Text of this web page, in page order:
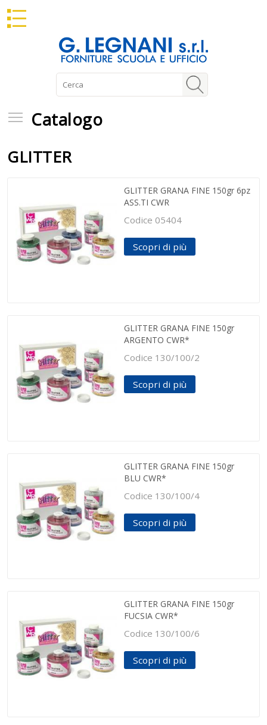
Catalogo
Catalogo
GLITTER
GLITTER GRANA FINE 150gr 6pz
ASS.TI CWR
Codice 05404
Scopri di più
GLITTER GRANA FINE 150gr
ARGENTO CWR*
Codice 130/100/2
Scopri di più
GLITTER GRANA FINE 150gr
BLU CWR*
Codice 130/100/4
Scopri di più
GLITTER GRANA FINE 150gr
FUCSIA CWR*
Codice 130/100/6
Scopri di più